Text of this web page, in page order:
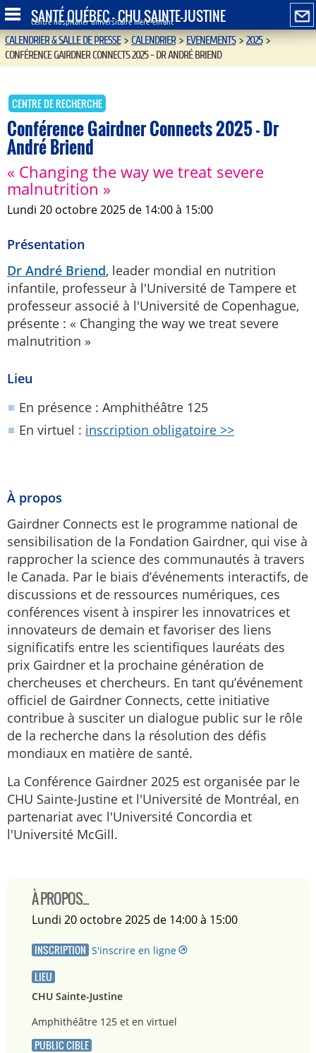
SANTÉ QUÉBEC - CHU SAINTE-JUSTINE
Centre hospitalier universitaire mère-enfant
CALENDRIER & SALLE DE PRESSE>CALENDRIER>EVENEMENTS>2025>
CONFÉRENCE GAIRDNER CONNECTS 2025 - DR ANDRÉ BRIEND
CENTRE DE RECHERCHE
Conférence Gairdner Connects 2025 - Dr
André Briend
« Changing the way we treat severe
malnutrition »
lundi 20 octobre 2025 de 14:00 à 15:00
Présentation
Dr André Briend, leader mondial en nutrition
infantile, professeur à l'Université de Tampere et
professeur associé à l'Université de Copenhague,
présente : « Changing the way we treat severe
malnutrition »
Lieu
En présence : Amphithéâtre 125
En virtuel : inscription obligatoire >>
À propos
Gairdner Connects est le programme national de
sensibilisation de la Fondation Gairdner, qui vise à
rapprocher la science des communautés à travers
le Canada. Par le biais d’événements interactifs, de
discussions et de ressources numériques, ces
conférences visent à inspirer les innovatrices et
innovateurs de demain et favoriser des liens
significatifs entre les scientifiques lauréats des
prix Gairdner et la prochaine génération de
chercheuses et chercheurs. En tant qu’événement
officiel de Gairdner Connects, cette initiative
contribue à susciter un dialogue public sur le rôle
de la recherche dans la résolution des défis
mondiaux en matière de santé.
La Conférence Gairdner 2025 est organisée par le
CHU Sainte-Justine et l'Université de Montréal, en
partenariat avec l'Université Concordia et
l'Université McGill.
À PROPOS...
lundi 20 octobre 2025 de 14:00 à 15:00
INSCRIPTION S'inscrire en ligne
LIEU
CHU Sainte-Justine
Amphithéâtre 125 et en virtuel
PUBLIC CIBLE